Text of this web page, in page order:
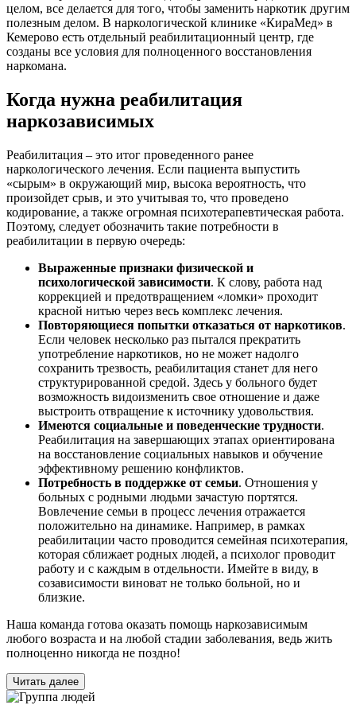
целом, все делается для того, чтобы заменить наркотик другим
полезным делом. В наркологической клинике «КираМед» в
Кемерово есть отдельный реабилитационный центр, где
созданы все условия для полноценного восстановления
наркомана.
Когда нужна реабилитация
наркозависимых
Реабилитация – это итог проведенного ранее
наркологического лечения. Если пациента выпустить
«сырым» в окружающий мир, высока вероятность, что
произойдет срыв, и это учитывая то, что проведено
кодирование, а также огромная психотерапевтическая работа.
Поэтому, следует обозначить такие потребности в
реабилитации в первую очередь:
Выраженные признаки физической и
психологической зависимости. К слову, работа над
коррекцией и предотвращением «ломки» проходит
красной нитью через весь комплекс лечения.
Повторяющиеся попытки отказаться от наркотиков.
Если человек несколько раз пытался прекратить
употребление наркотиков, но не может надолго
сохранить трезвость, реабилитация станет для него
структурированной средой. Здесь у больного будет
возможность видоизменить свое отношение и даже
выстроить отвращение к источнику удовольствия.
Имеются социальные и поведенческие трудности.
Реабилитация на завершающих этапах ориентирована
на восстановление социальных навыков и обучение
эффективному решению конфликтов.
Потребность в поддержке от семьи. Отношения у
больных с родными людьми зачастую портятся.
Вовлечение семьи в процесс лечения отражается
положительно на динамике. Например, в рамках
реабилитации часто проводится семейная психотерапия,
которая сближает родных людей, а психолог проводит
работу и с каждым в отдельности. Имейте в виду, в
созависимости виноват не только больной, но и
близкие.
Наша команда готова оказать помощь наркозависимым
любого возраста и на любой стадии заболевания, ведь жить
полноценно никогда не поздно!
Читать далее